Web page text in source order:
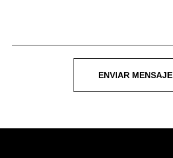
ENVIAR MENSAJE